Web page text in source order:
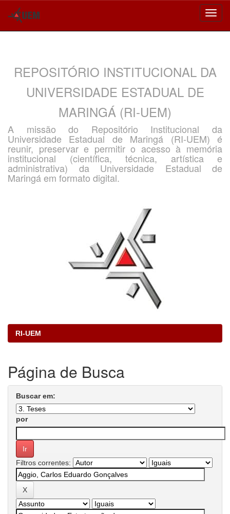
REPOSITÓRIO INSTITUCIONAL DA
UNIVERSIDADE ESTADUAL DE
MARINGÁ (RI-UEM)
A missão do Repositório Institucional da
Universidade Estadual de Maringá (RI-UEM) é
reunir, preservar e permitir o acesso à memória
institucional (científica, técnica, artística e
administrativa) da Universidade Estadual de
Maringá em formato digital.
RI-UEM
Página de Busca
Buscar em:
por
Filtros correntes: